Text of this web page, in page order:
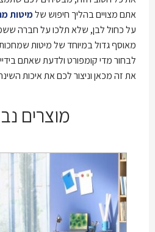
אתם מצויים בהליך חיפוש שלמיטות
על כחול לבן, שלא תלכו על חברה
מאוסף גדול במיוחד של מיטות
לבחור מדי קומפורט ולדעת שאתם
את זה מכאן וניצור לכם את איכות
מוצרים